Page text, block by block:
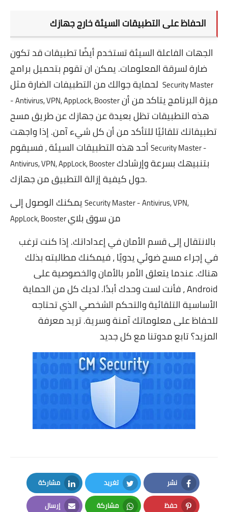
الحفاظ على التطبيقات السيئة خارج جهازك
الجهات الفاعلة السيئة تستخدم أيضًا تطبيقات قد تكون
ضارة لسرقة المعلومات. يمكن ان تقوم بتحميل برامج
Security Master
- Antivirus, VPN, AppLock, Booster
هذه التطبيقات تظل بعيدة عن جهازك عن طريق مسح
تطبيقاتك تلقائيًا للتأكد من أن كل شيء آمن. إذا واجهت
Security Master -
Antivirus, VPN, AppLock, Booster
حول كيفية إزالة التطبيق من جهازك.
Security Master - Antivirus, VPN,
AppLock, Boosterمن سوق بلاي
بالانتقال إلى قسم الأمان في إعداداتك. إذا كنت ترغب
في إجراء مسح ضوئي يدويًا ، فيمكنك مطالبته بذلك
هناك. عندما يتعلق الأمر بالأمان والخصوصية على
Android ، فأنت لست وحدك أبدًا. لديك كل من الحماية
الأساسية التلقائية والتحكم الشخصي الذي تحتاجه
للحفاظ على معلوماتك آمنة وسرية. تريد معرفة
المزيد؟ تابع مدوتنا مع كل جديد
نشر
Facebook
تغريد
Twitter
مشاركة
LinkedIn
حفظ مشاركة إرسال